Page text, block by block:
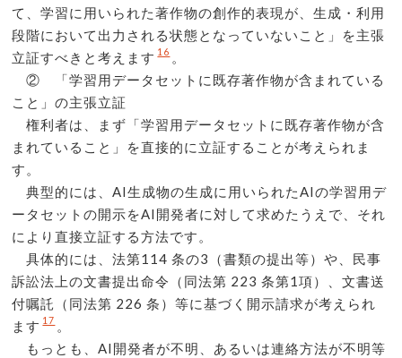
て、学習に用いられた著作物の創作的表現が、生成・利用
段階において出力される状態となっていないこと」を主張
立証すべきと考えます 16 。
② 「学習用データセットに既存著作物が含まれている
こと」の主張立証
権利者は、まず「学習用データセットに既存著作物が含
まれていること」を直接的に立証することが考えられま
す。
典型的には、AI生成物の生成に用いられたAIの学習用デ
ータセットの開示をAI開発者に対して求めたうえで、それ
により直接立証する方法です。
具体的には、法第114 条の3（書類の提出等）や、民事
訴訟法上の文書提出命令（同法第 223 条第1項）、文書送
付嘱託（同法第 226 条）等に基づく開示請求が考えられ
ます 17 。
もっとも、AI開発者が不明、あるいは連絡方法が不明等